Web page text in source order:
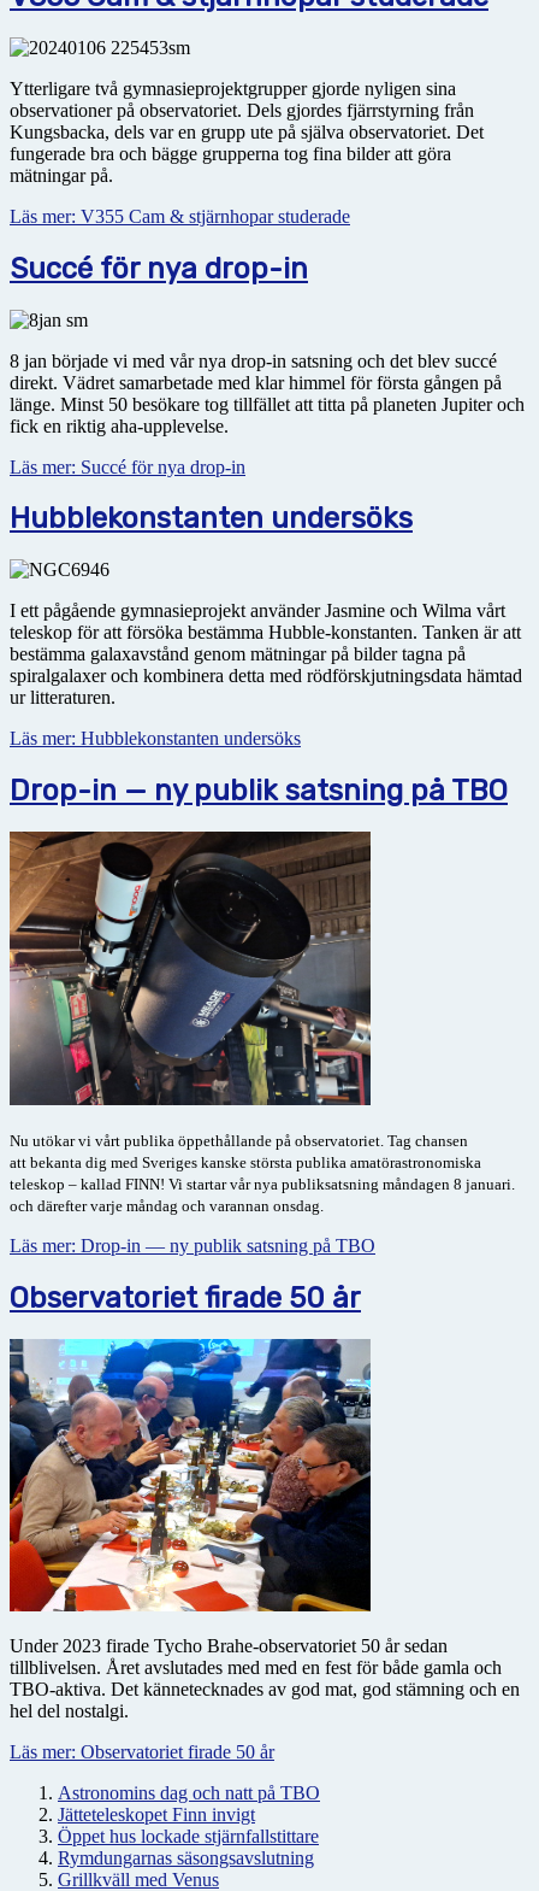
Ytterligare två gymnasieprojektgrupper gjorde nyligen sina
observationer på observatoriet. Dels gjordes fjärrstyrning från
Kungsbacka, dels var en grupp ute på själva observatoriet. Det
fungerade bra och bägge grupperna tog fina bilder att göra
mätningar på.
Läs mer: V355 Cam & stjärnhopar studerade
Succé för nya drop-in
8 jan började vi med vår nya drop-in satsning och det blev succé
direkt. Vädret samarbetade med klar himmel för första gången på
länge. Minst 50 besökare tog tillfället att titta på planeten Jupiter och
fick en riktig aha-upplevelse.
Läs mer: Succé för nya drop-in
Hubblekonstanten undersöks
I ett pågående gymnasieprojekt använder Jasmine och Wilma vårt
teleskop för att försöka bestämma Hubble-konstanten. Tanken är att
bestämma galax­avstånd genom mätningar på bilder tagna på
spiralgalaxer och kombinera detta med rödförskjutningsdata hämtad
ur litteraturen.
Läs mer: Hubblekonstanten undersöks
Drop-in — ny publik satsning på TBO
Nu utökar vi vårt publika öppethållande på observatoriet. Tag chansen
att bekanta dig med Sveriges kanske största publika amatörastronomiska
teleskop – kallad FINN! Vi startar vår nya publiksatsning måndagen 8 januari.
och därefter varje måndag och varannan onsdag.
Läs mer: Drop-in — ny publik satsning på TBO
Observatoriet firade 50 år
Under 2023 firade Tycho Brahe-observatoriet 50 år sedan
tillblivelsen. Året avslutades med med en fest för både gamla och
TBO-aktiva. Det kännetecknades av god mat, god stämning och en
hel del nostalgi.
Läs mer: Observatoriet firade 50 år
Astronomins dag och natt på TBO
Jätteteleskopet Finn invigt
Öppet hus lockade stjärnfallstittare
Rymdungarnas säsongsavslutning
Grillkväll med Venus